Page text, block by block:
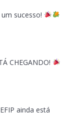
sucesso!
CHEGANDO!
ainda está